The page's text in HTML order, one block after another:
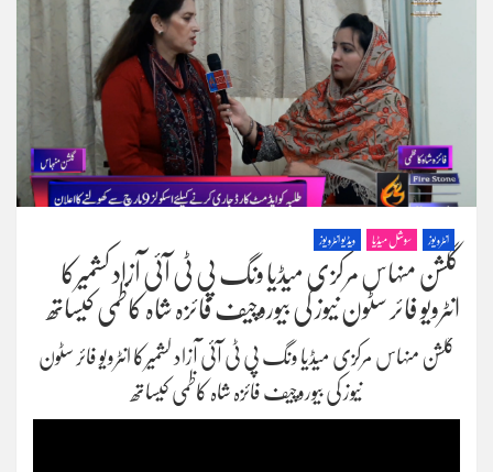
انٹرویوز سوشل میڈیا ویڈیو انٹرویوز
گلشن منہاس مرکزی میڈیا ونگ پی ٹی آئی آزاد کشمیرکا
انٹرویو فائر سٹون نیوز کی بیوروچیف فائزہ شاہ کاظمی کیساتھ
گلشن منہاس مرکزی میڈیا ونگ پی ٹی آئی آزاد کشمیرکا انٹرویو فائر سٹون
نیوز کی بیوروچیف فائزہ شاہ کاظمی کیساتھ